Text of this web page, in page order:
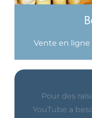
Vente en ligne
Pour des
YouTube a